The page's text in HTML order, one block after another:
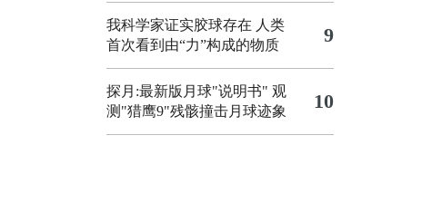
我科学家证实胶球存在 人类
首次看到由“力”构成的物质
9
探月:最新版月球"说明书" 观
测"猎鹰9"残骸撞击月球迹象
10